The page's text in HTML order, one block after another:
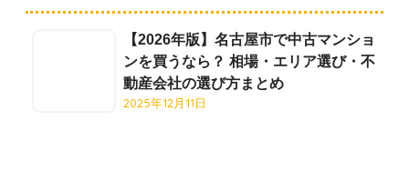
【2026年版】名古屋市で中古マンショ
ンを買うなら？ 相場・エリア選び・不
動産会社の選び方まとめ
2025年12月11日